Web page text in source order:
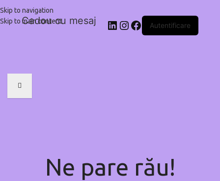
Skip to navigation
Skip to main content
Cadou cu mesaj Autentificare
Ne pare rău!